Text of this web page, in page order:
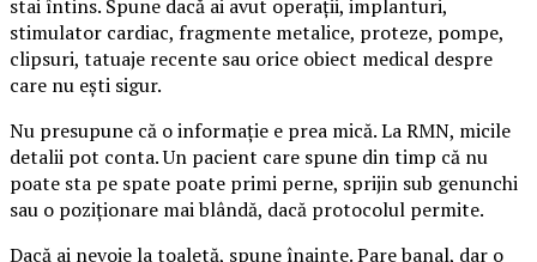
stai întins. Spune dacă ai avut operații, implanturi,
stimulator cardiac, fragmente metalice, proteze, pompe,
clipsuri, tatuaje recente sau orice obiect medical despre
care nu ești sigur.
Nu presupune că o informație e prea mică. La RMN, micile
detalii pot conta. Un pacient care spune din timp că nu
poate sta pe spate poate primi perne, sprijin sub genunchi
sau o poziționare mai blândă, dacă protocolul permite.
Dacă ai nevoie la toaletă, spune înainte. Pare banal, dar o